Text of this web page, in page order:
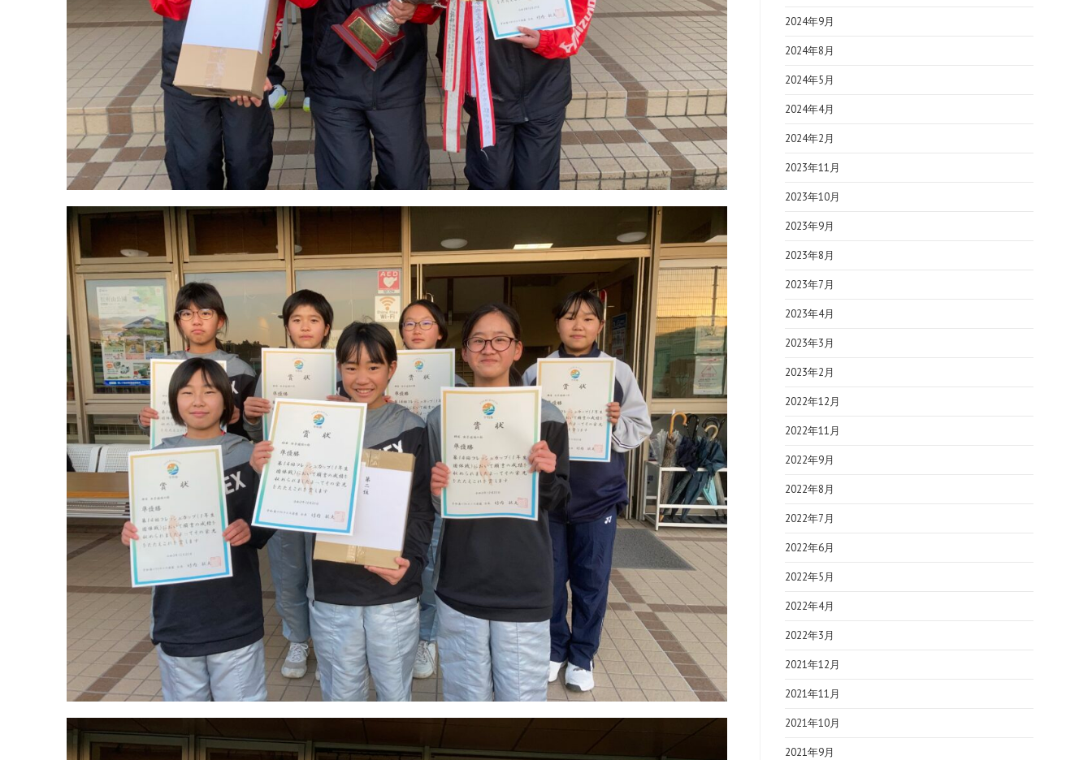
2024年9月
2024年8月
2024年5月
2024年4月
2024年2月
2023年11月
2023年10月
2023年9月
2023年8月
2023年7月
2023年4月
2023年3月
2023年2月
2022年12月
2022年11月
2022年9月
2022年8月
2022年7月
2022年6月
2022年5月
2022年4月
2022年3月
2021年12月
2021年11月
2021年10月
2021年9月